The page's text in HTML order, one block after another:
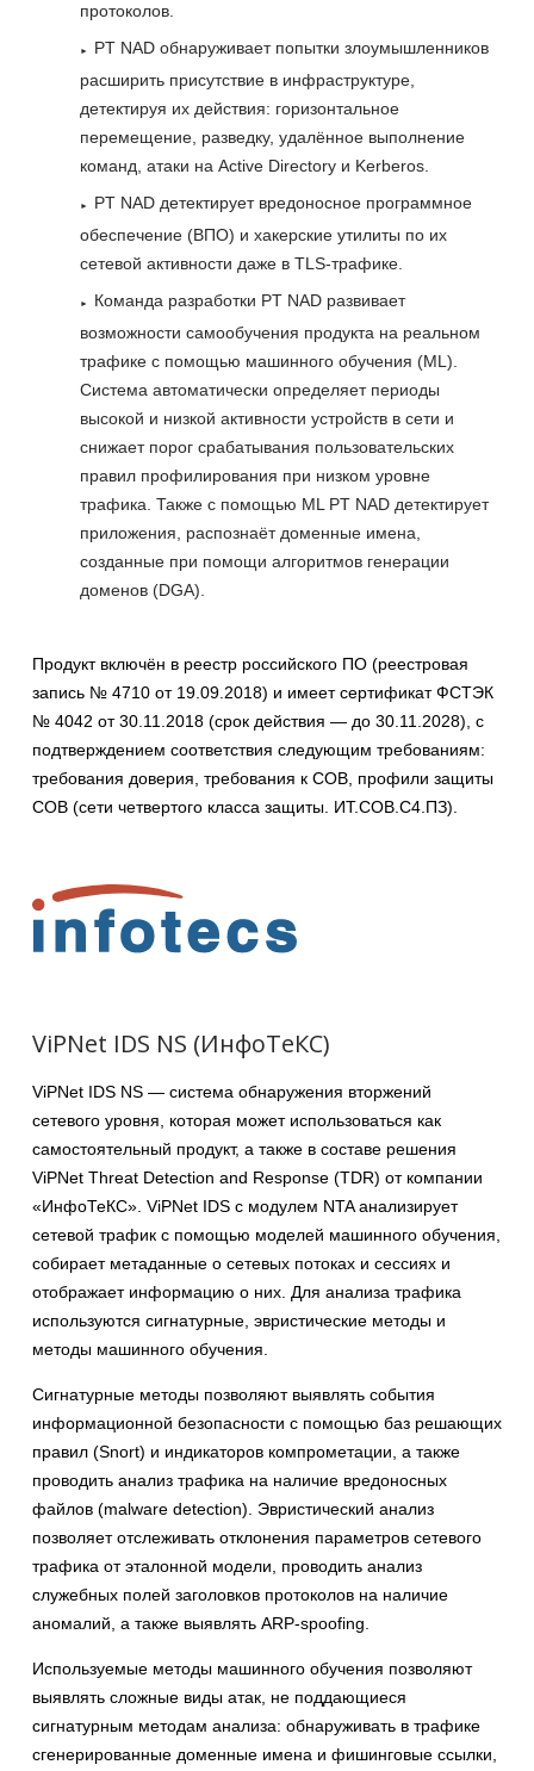
протоколов.
PT NAD обнаруживает попытки злоумышленников
расширить присутствие в инфраструктуре,
детектируя их действия: горизонтальное
перемещение, разведку, удалённое выполнение
команд, атаки на Active Directory и Kerberos.
PT NAD детектирует вредоносное программное
обеспечение (ВПО) и хакерские утилиты по их
сетевой активности даже в TLS-трафике.
Команда разработки PT NAD развивает
возможности самообучения продукта на реальном
трафике с помощью машинного обучения (ML).
Система автоматически определяет периоды
высокой и низкой активности устройств в сети и
снижает порог срабатывания пользовательских
правил профилирования при низком уровне
трафика. Также с помощью ML PT NAD детектирует
приложения, распознаёт доменные имена,
созданные при помощи алгоритмов генерации
доменов (DGA).
Продукт включён в реестр российского ПО (реестровая
запись № 4710 от 19.09.2018) и имеет сертификат ФСТЭК
№ 4042 от 30.11.2018 (срок действия — до 30.11.2028), с
подтверждением соответствия следующим требованиям:
требования доверия, требования к СОВ, профили защиты
СОВ (сети четвертого класса защиты. ИТ.СОВ.С4.ПЗ).
ViPNet IDS NS (ИнфоТеКС)
ViPNet IDS NS — система обнаружения вторжений
сетевого уровня, которая может использоваться как
самостоятельный продукт, а также в составе решения
ViPNet Threat Detection and Response (TDR) от компании
«ИнфоТеКС». ViPNet IDS с модулем NTA анализирует
сетевой трафик с помощью моделей машинного обучения,
собирает метаданные о сетевых потоках и сессиях и
отображает информацию о них. Для анализа трафика
используются сигнатурные, эвристические методы и
методы машинного обучения.
Сигнатурные методы позволяют выявлять события
информационной безопасности с помощью баз решающих
правил (Snort) и индикаторов компрометации, а также
проводить анализ трафика на наличие вредоносных
файлов (malware detection). Эвристический анализ
позволяет отслеживать отклонения параметров сетевого
трафика от эталонной модели, проводить анализ
служебных полей заголовков протоколов на наличие
аномалий, а также выявлять ARP-spoofing.
Используемые методы машинного обучения позволяют
выявлять сложные виды атак, не поддающиеся
сигнатурным методам анализа: обнаруживать в трафике
сгенерированные доменные имена и фишинговые ссылки,